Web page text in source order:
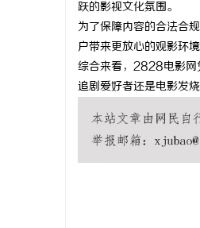
跃的影视文化氛围。
为了保障内容的合法合
户带来更放心的观影环
综合来看，2828电影网
追剧爱好者还是电影发
武汉配眼镜 上海配眼镜